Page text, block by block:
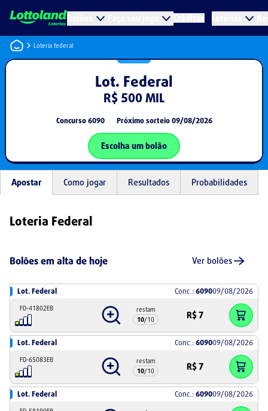
Loteria federal
Lot. Federal
R$ 500 MIL
Concurso 6090 Próximo sorteio 09/08/2026
Escolha um bolão
Apostar Como jogar Resultados Probabilidades
Loteria Federal
Bolões em alta de hoje Ver bolões
Lot. Federal Conc.: 609009/08/2026
FD-41802EB
restam
10/10 R$7
Lot. Federal Conc.: 609009/08/2026
FD-65083EB
restam
10/10 R$7
Lot. Federal Conc.: 609009/08/2026